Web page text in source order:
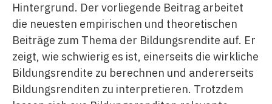
Hintergrund. Der vorliegende Beitrag arbeitet
die neuesten empirischen und theoretischen
Beiträge zum Thema der Bildungsrendite auf. Er
zeigt, wie schwierig es ist, einerseits die wirkliche
Bildungsrendite zu berechnen und andererseits
Bildungsrenditen zu interpretieren. Trotzdem